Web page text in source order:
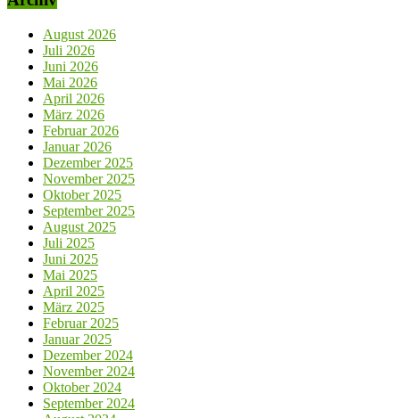
August 2026
Juli 2026
Juni 2026
Mai 2026
April 2026
März 2026
Februar 2026
Januar 2026
Dezember 2025
November 2025
Oktober 2025
September 2025
August 2025
Juli 2025
Juni 2025
Mai 2025
April 2025
März 2025
Februar 2025
Januar 2025
Dezember 2024
November 2024
Oktober 2024
September 2024